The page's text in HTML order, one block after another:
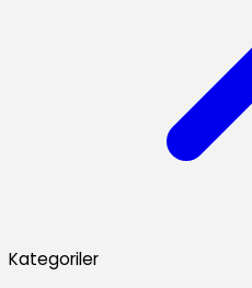
Kategoriler